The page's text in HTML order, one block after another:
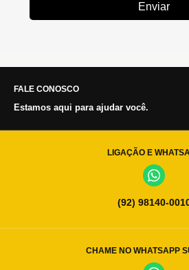
Enviar
FALE CONOSCO
Estamos aqui para ajudar você.
LIGAÇÃO E
(92) 98140-
CHAME NO WHATSAPP